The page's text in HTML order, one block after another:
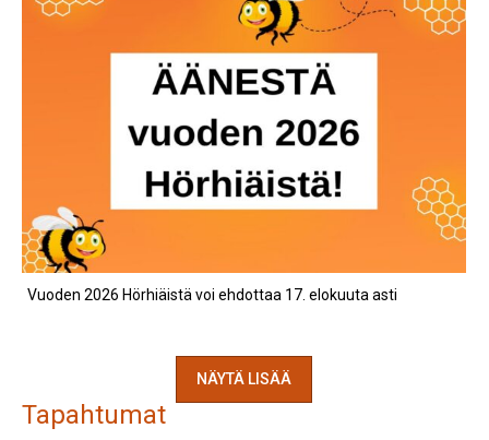
Vuoden 2026 Hörhiäistä voi ehdottaa 17. elokuuta asti
NÄYTÄ LISÄÄ
Tapahtumat